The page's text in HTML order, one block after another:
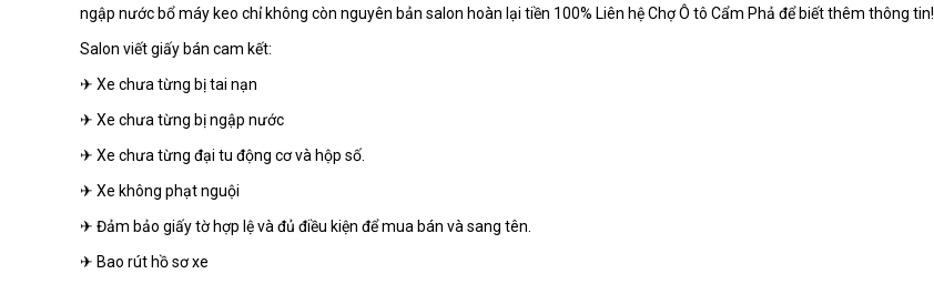
ngập nước bổ máy keo chỉ không còn nguyên bản salon hoàn lại tiền 100% Liên hệ Chợ Ô tô Cẩm Phả để biết thêm thông tin!
Salon viết giấy bán cam kết:
✈ Xe chưa từng bị tai nạn
✈ Xe chưa từng bị ngập nước
✈ Xe chưa từng đại tu động cơ và hộp số.
✈ Xe không phạt nguội
✈ Đảm bảo giấy tờ hợp lệ và đủ điều kiện để mua bán và sang tên.
✈ Bao rút hồ sơ xe